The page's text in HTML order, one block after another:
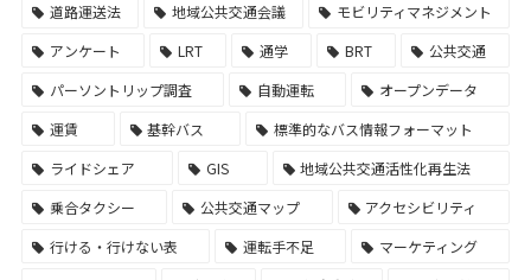
道路運送法
地域公共交通会議
モビリティマネジメント
アンケート
LRT 通学 BRT
公共交通
パーソントリップ調査
自動運転
オープンデータ
運賃
基幹バス
標準的なバス情報フォーマット
ライドシェア
GIS
地域公共交通活性化再生法
乗合タクシー
公共交通マップ
アクセシビリティ
行ける・行けない表
運転手不足
マーケティング